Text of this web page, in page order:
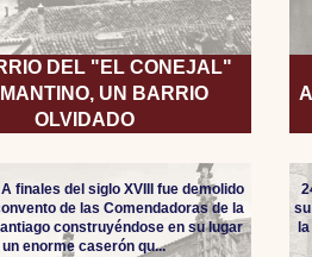
DEL "EL CONEJAL"
UN BARRIO
OLVIDADO
finales del siglo XVIII fue demolido
de las Comendadoras de la
construyéndose en su lugar
un enorme caserón qu...